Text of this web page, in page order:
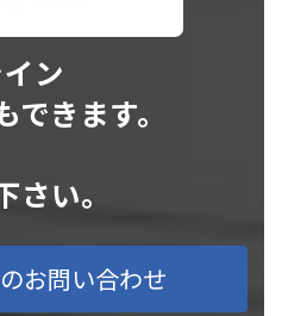
ン
できます。
さい。
お問い合わせ